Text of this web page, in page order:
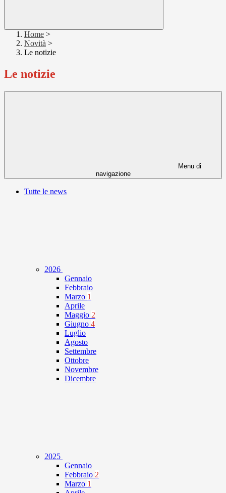
Home >
Novità >
Le notizie
Le notizie
Menu di
navigazione
Tutte le news
2026
Gennaio
Febbraio
Marzo 1
Aprile
Maggio 2
Giugno 4
Luglio
Agosto
Settembre
Ottobre
Novembre
Dicembre
2025
Gennaio
Febbraio 2
Marzo 1